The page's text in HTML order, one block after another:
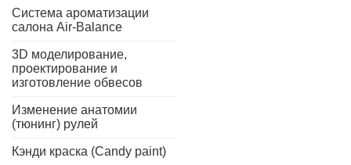
Система ароматизации
салона Air-Balance
3D моделирование,
проектирование и
изготовление обвесов
Изменение анатомии
(тюнинг) рулей
Кэнди краска (Candy paint)